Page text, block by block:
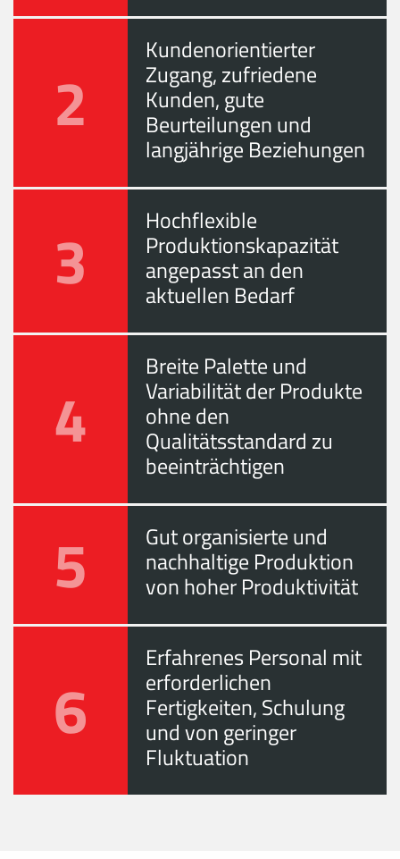
2
Kundenorientierter
Zugang, zufriedene
Kunden, gute
Beurteilungen und
langjährige Beziehungen
3 Hochflexible
Produktionskapazität
angepasst an den
aktuellen Bedarf
4
Breite Palette und
Variabilität der Produkte
ohne den
Qualitätsstandard zu
beeinträchtigen
5 Gut organisierte und
nachhaltige Produktion
von hoher Produktivität
6
Erfahrenes Personal mit
erforderlichen
Fertigkeiten, Schulung
und von geringer
Fluktuation